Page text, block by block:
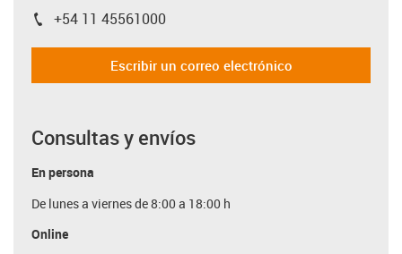
igus-icon-phone
+54 11 45561000
Escribir un correo electrónico
Consultas y envíos
En persona
De lunes a viernes de 8:00 a 18:00 h
Online